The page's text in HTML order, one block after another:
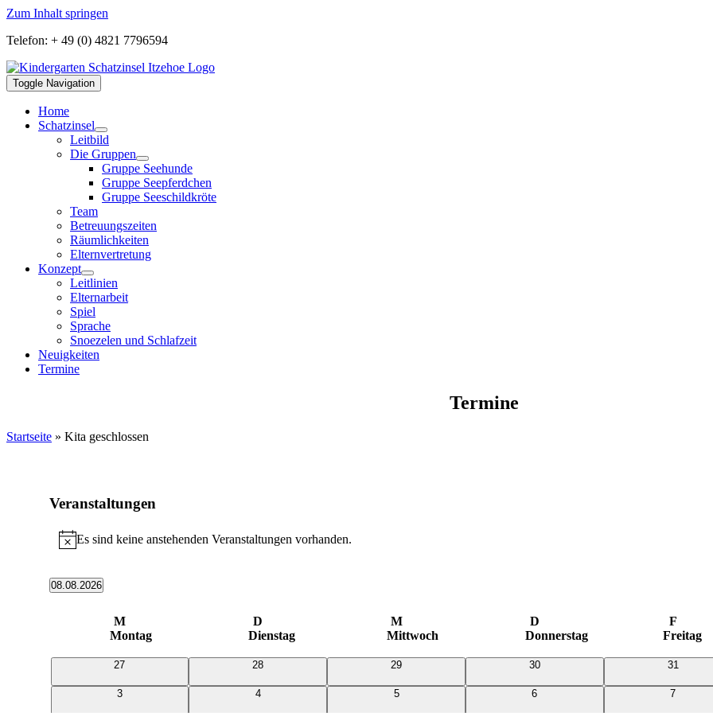
Zum Inhalt springen
Telefon: + 49 (0) 4821 7796594
Toggle Navigation
Home
Schatzinsel
Leitbild
Die Gruppen
Gruppe Seehunde
Gruppe Seepferdchen
Gruppe Seeschildkröte
Team
Betreuungszeiten
Räumlichkeiten
Elternvertretung
Konzept
Leitlinien
Elternarbeit
Spiel
Sprache
Snoezelen und Schlafzeit
Neuigkeiten
Termine
Termine
Startseite » Kita geschlossen
Veranstaltungen
Hinweis
Es sind keine anstehenden Veranstaltungen vorhanden.
08.08.2026
Kalender
Veranstaltungen
M
Montag
D
Dienstag
M
Mittwoch
D
Donnerstag
F
Freitag
0
27
0
28
0
29
0
30
0
31
0
3
0
4
0
5
0
6
0
7